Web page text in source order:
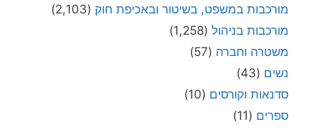
מורכבות במשפט, בשיטור ובאכיפת חוק (2,103)
מורכבות בניהול (1,258)
משטרה וחברה (57)
נשים (43)
סדנאות וקורסים (10)
ספרים (11)